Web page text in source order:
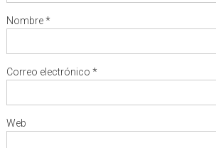
Nombre*
Correo electrónico *
Web